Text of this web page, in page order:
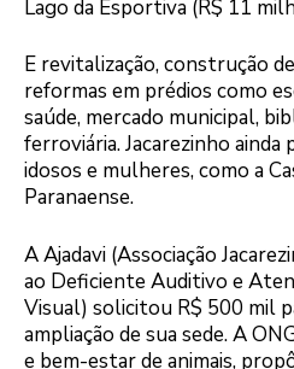
Lago da Esportiva (R$ 11
E revitalização, construção
reformas em prédios como
saúde, mercado municipal,
ferroviária. Jacarezinho
idosos e mulheres, como a
Paranaense.
A Ajadavi (Associação
ao Deficiente Auditivo e
Visual) solicitou R$ 500 mil
ampliação de sua sede. A
e bem-estar de animais,